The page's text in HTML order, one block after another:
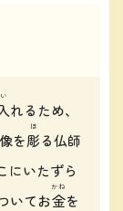
い
れるため、
を彫
ほ
る仏師
にいたずら
いてお金
かね
を